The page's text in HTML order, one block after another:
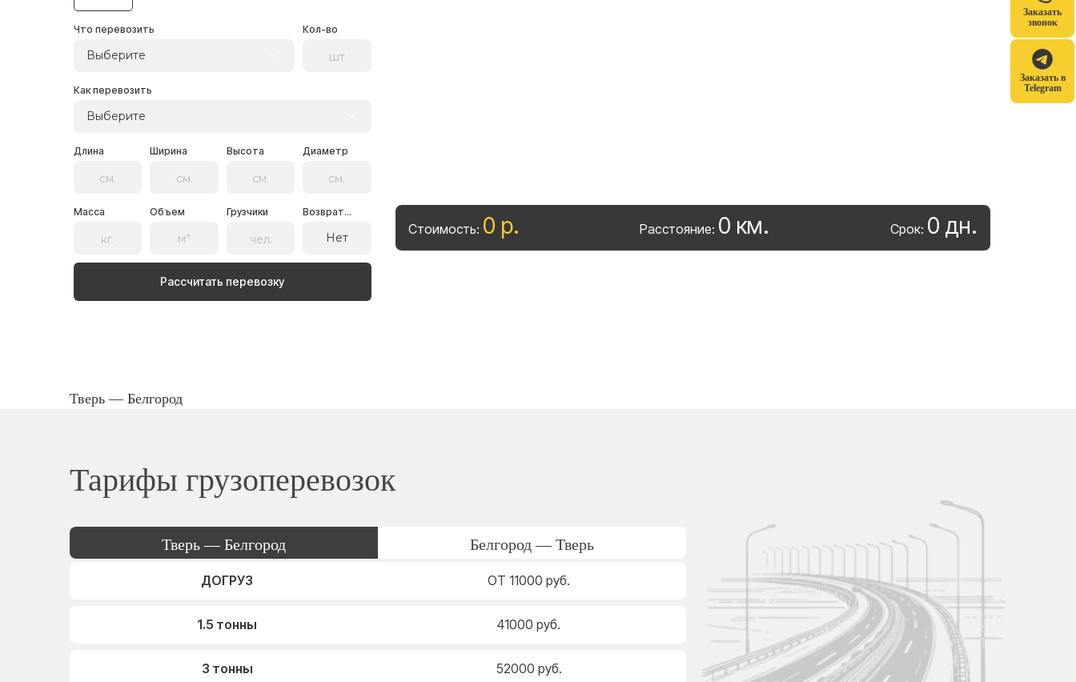
Заказать
звонок
Заказать в
Telegram
Что перевозить
Выберите
Кол-во
Как перевозить
Выберите
Длина Ширина Высота Диаметр
Масса Объем Грузчики Возврат...
Нет
Рассчитать перевозку
Стоимость: 0 р. Расстояние: 0 км. Срок: 0 дн.
Тверь — Белгород
Тарифы грузоперевозок
Тверь — Белгород Белгород — Тверь
ДОГРУЗ ОТ 11000 руб.
1.5 тонны 41000 руб.
3 тонны 52000 руб.